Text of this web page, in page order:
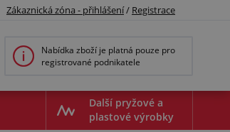
Zákaznická zóna - přihlášení/ Registrace
Nabídka zboží je platná pouze pro
registrované podnikatele
Další pryžové a
plastové výrobky